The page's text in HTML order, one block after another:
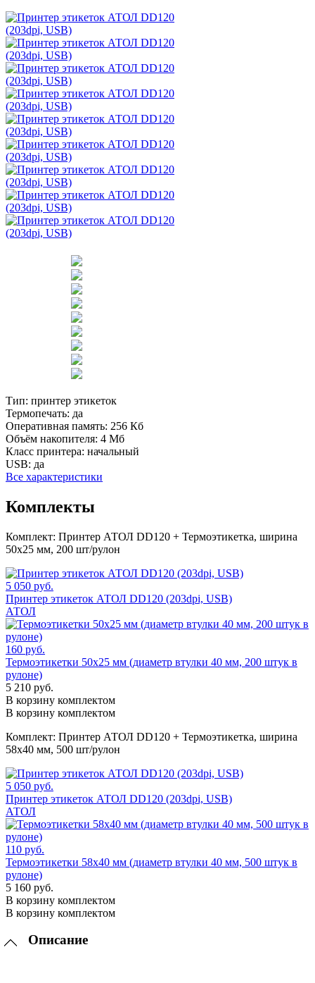
Тип: принтер этикеток
Термопечать: да
Оперативная память: 256 Кб
Объём накопителя: 4 Мб
Класс принтера: начальный
USB: да
Все характеристики
Комплекты
Комплект: Принтер АТОЛ DD120 + Термоэтикетка, ширина
50х25 мм, 200 шт/рулон
5 050 руб.
Принтер этикеток АТОЛ DD120 (203dpi, USB)
АТОЛ
160 руб.
Термоэтикетки 50х25 мм (диаметр втулки 40 мм, 200 штук в
рулоне)
5 210 руб.
В корзину комплектом
В корзину комплектом
Комплект: Принтер АТОЛ DD120 + Термоэтикетка, ширина
58х40 мм, 500 шт/рулон
5 050 руб.
Принтер этикеток АТОЛ DD120 (203dpi, USB)
АТОЛ
110 руб.
Термоэтикетки 58x40 мм (диаметр втулки 40 мм, 500 штук в
рулоне)
5 160 руб.
В корзину комплектом
В корзину комплектом
Описание